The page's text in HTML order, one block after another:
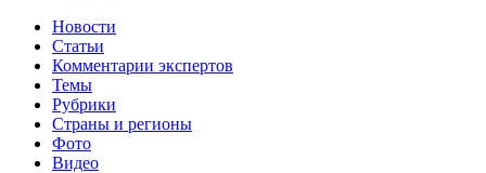
Новости
Статьи
Комментарии экспертов
Темы
Рубрики
Страны и регионы
Фото
Видео